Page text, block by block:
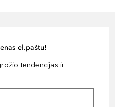
el.paštu!
tendencijas ir